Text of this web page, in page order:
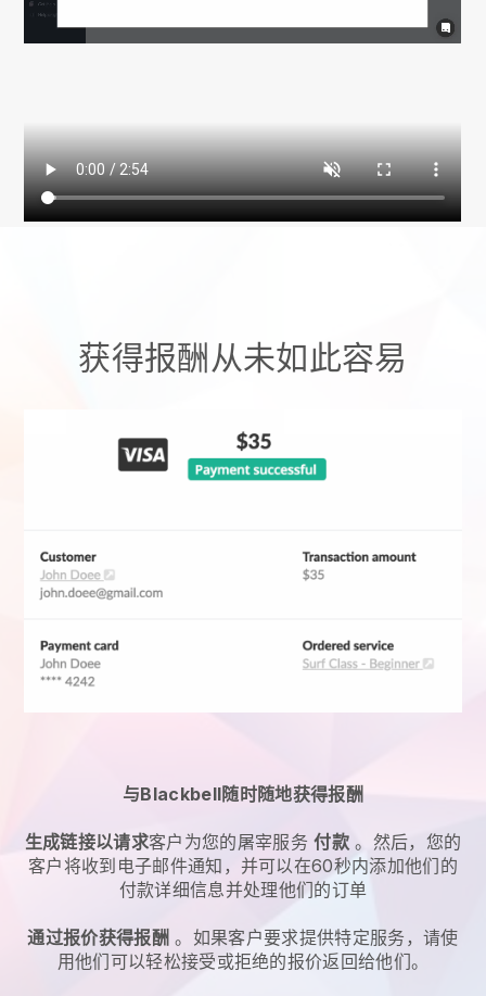
获得报酬从未如此容易
与Blackbell随时随地获得报酬
生成链接以请求客户为您的屠宰服务 付款。然后，您的
客户将收到电子邮件通知，并可以在60秒内添加他们的
付款详细信息并处理他们的订单
通过报价获得报酬 。如果客户要求提供特定服务，请使
用他们可以轻松接受或拒绝的报价返回给他们。